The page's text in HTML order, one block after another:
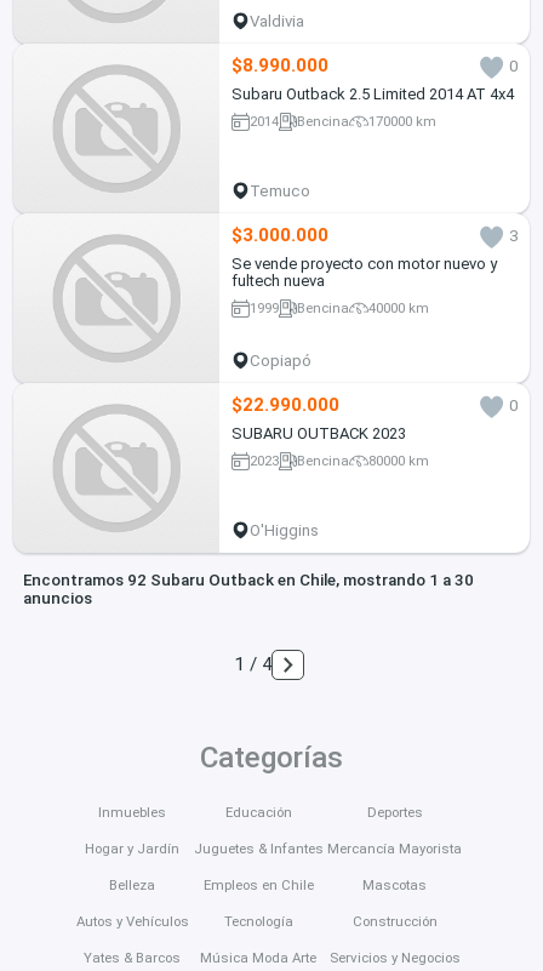
Valdivia
$8.990.000
0
Subaru Outback 2.5 Limited 2014 AT 4x4
2014 Bencina 170000 km
Temuco
$3.000.000
3
Se vende proyecto con motor nuevo y
fultech nueva
1999 Bencina 40000 km
Copiapó
$22.990.000
0
SUBARU OUTBACK 2023
2023 Bencina 80000 km
O'Higgins
Encontramos 92 Subaru Outback en Chile, mostrando 1 a 30
anuncios
1 / 4
Categorías
Inmuebles
Hogar y Jardín
Belleza
Autos y Vehículos
Yates & Barcos
Educación
Juguetes & Infantes
Empleos en Chile
Tecnología
Música Moda Arte
Deportes
Mercancía Mayorista
Mascotas
Construcción
Servicios y Negocios